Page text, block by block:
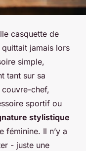
casquette de
jamais lors
simple,
tant sur sa
couvre-chef,
sportif ou
stylistique
féminine. Il n’y a
- juste une